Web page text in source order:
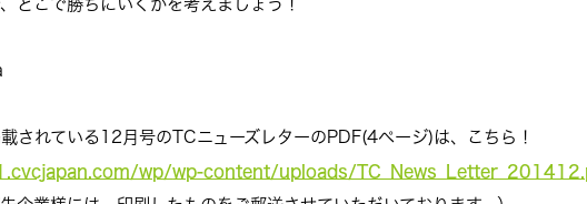
されている12月号のTCニューズレターのPDF(4ページ)は、こちら！
wp/wp-content/uploads/TC_News_